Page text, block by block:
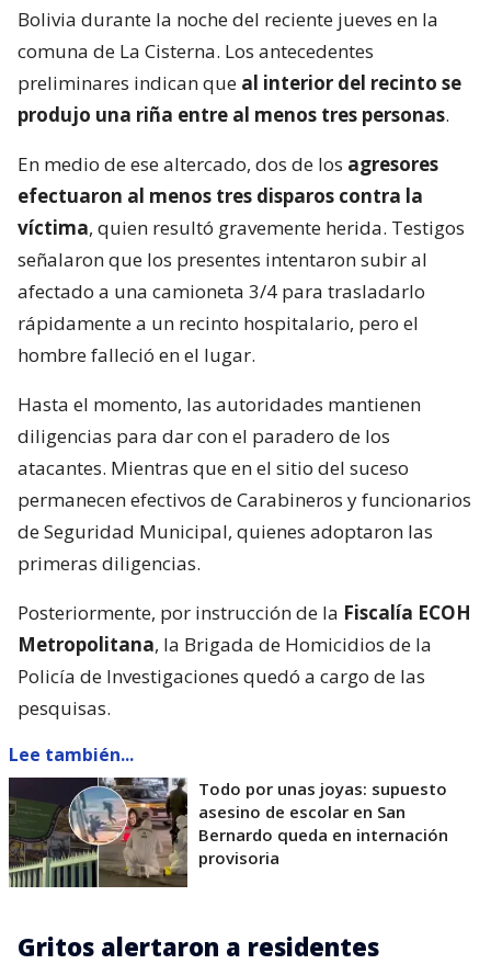
Bolivia durante la noche del reciente jueves en la
comuna de La Cisterna. Los antecedentes
preliminares indican que al interior del recinto se
produjo una riña entre al menos tres personas.
En medio de ese altercado, dos de los agresores
efectuaron al menos tres disparos contra la
víctima, quien resultó gravemente herida. Testigos
señalaron que los presentes intentaron subir al
afectado a una camioneta 3/4 para trasladarlo
rápidamente a un recinto hospitalario, pero el
hombre falleció en el lugar.
Hasta el momento, las autoridades mantienen
diligencias para dar con el paradero de los
atacantes. Mientras que en el sitio del suceso
permanecen efectivos de Carabineros y funcionarios
de Seguridad Municipal, quienes adoptaron las
primeras diligencias.
Posteriormente, por instrucción de la Fiscalía ECOH
Metropolitana, la Brigada de Homicidios de la
Policía de Investigaciones quedó a cargo de las
pesquisas.
Lee también...
Todo por unas joyas: supuesto
asesino de escolar en San
Bernardo queda en internación
provisoria
Gritos alertaron a residentes